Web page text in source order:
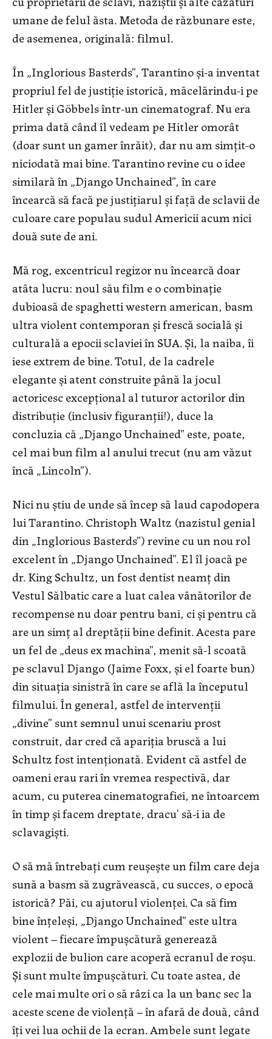
umane de felul ăsta. Metoda de răzbunare este,
de asemenea, originală: filmul.
În „Inglorious Basterds”, Tarantino și-a inventat
propriul fel de justiție istorică, măcelărindu-i pe
Hitler și Göbbels într-un cinematograf. Nu era
prima dată când îl vedeam pe Hitler omorât
(doar sunt un gamer înrăit), dar nu am simțit-o
niciodată mai bine. Tarantino revine cu o idee
similară în „Django Unchained”, în care
încearcă să facă pe justițiarul și față de sclavii de
culoare care populau sudul Americii acum nici
două sute de ani.
Mă rog, excentricul regizor nu încearcă doar
atâta lucru: noul său film e o combinație
dubioasă de spaghetti western american, basm
ultra violent contemporan și frescă socială și
culturală a epocii sclaviei în SUA. Și, la naiba, îi
iese extrem de bine. Totul, de la cadrele
elegante și atent construite până la jocul
actoricesc excepțional al tuturor actorilor din
distribuție (inclusiv figuranții!), duce la
concluzia că „Django Unchained” este, poate,
cel mai bun film al anului trecut (nu am văzut
încă „Lincoln”).
Nici nu știu de unde să încep să laud capodopera
lui Tarantino. Christoph Waltz (nazistul genial
din „Inglorious Basterds”) revine cu un nou rol
excelent în „Django Unchained”. El îl joacă pe
dr. King Schultz, un fost dentist neamț din
Vestul Sălbatic care a luat calea vânătorilor de
recompense nu doar pentru bani, ci și pentru că
are un simț al dreptății bine definit. Acesta pare
un fel de „deus ex machina”, menit să-l scoată
pe sclavul Django (Jaime Foxx, și el foarte bun)
din situația sinistră în care se află la începutul
filmului. În general, astfel de intervenții
„divine” sunt semnul unui scenariu prost
construit, dar cred că apariția bruscă a lui
Schultz fost intenționată. Evident că astfel de
oameni erau rari în vremea respectivă, dar
acum, cu puterea cinematografiei, ne întoarcem
în timp și facem dreptate, dracu’ să-i ia de
sclavagiști.
O să mă întrebați cum reușește un film care deja
sună a basm să zugrăvească, cu succes, o epocă
istorică? Păi, cu ajutorul violenței. Ca să fim
bine înțeleși, „Django Unchained” este ultra
violent – fiecare împușcătură generează
explozii de bulion care acoperă ecranul de roșu.
Și sunt multe împușcături. Cu toate astea, de
cele mai multe ori o să râzi ca la un banc sec la
aceste scene de violență – în afară de două, când
îți vei lua ochii de la ecran. Ambele sunt legate